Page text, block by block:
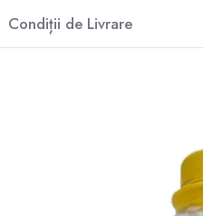
Condiții de Livrare